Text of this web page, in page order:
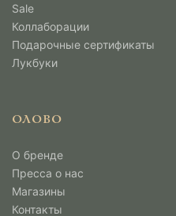
Sale
Коллаборации
Подарочные сертификаты
Лукбуки
ОЛОВО
О бренде
Пресса о нас
Магазины
Контакты